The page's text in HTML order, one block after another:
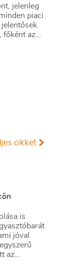
jelenleg
piaci
főként az
cikket
is
jóval
az
hozzá a